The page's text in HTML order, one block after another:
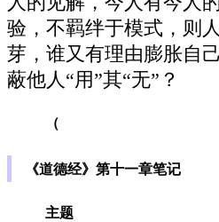
验，不羁绊于模式，则
芽，谁又有理由膨胀自
蔽他人“用”其“无”？
（
《道德经》第十一章笔记
主题